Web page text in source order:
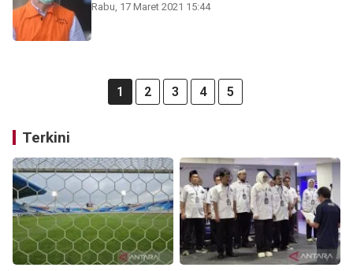
Rabu, 17 Maret 2021 15:44
1 2 3 4 5
Terkini